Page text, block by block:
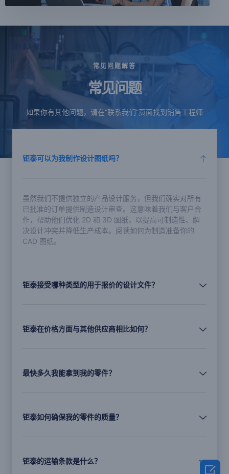
常见问题解答
常见问题
如果你有其他问题，请在“联系我们”页面找到销售工程师
钜泰可以为我制作设计图纸吗？
虽然我们不提供独立的产品设计服务，但我们确实对所有
已批准的订单提供制造设计审查。这意味着我们与客户合
作，帮助他们优化 2D 和 3D 图纸，以提高可制造性、解
决设计冲突并降低生产成本。阅读如何为制造准备你的
CAD 图纸。
钜泰接受哪种类型的用于报价的设计文件？
钜泰在价格方面与其他供应商相比如何？
最快多久我能拿到我的零件？
钜泰如何确保我的零件的质量？
钜泰的运输条款是什么？
